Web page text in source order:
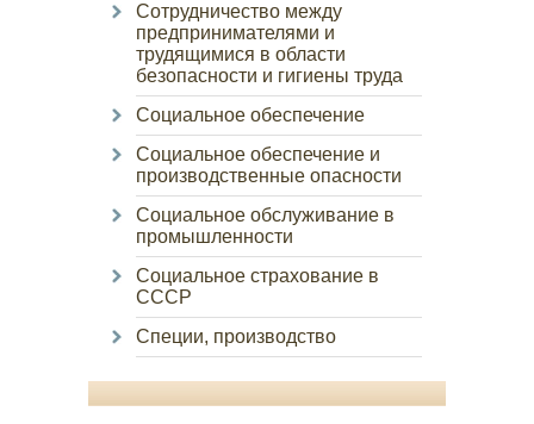
Сотрудничество между
предпринимателями и
трудящимися в области
безопасности и гигиены труда
Социальное обеспечение
Социальное обеспечение и
производственные опасности
Социальное обслуживание в
промышленности
Социальное страхование в
СССР
Специи, производство